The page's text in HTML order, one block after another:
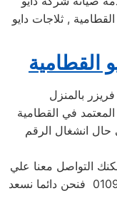
, ثلاجات دايو
القطامية
في القطامية
01112124913 وفي حال انشغال الرقم
التواصل معنا علي
ارقام من خلال رقم موبايل 01096922100 فنحن دائما نسعد